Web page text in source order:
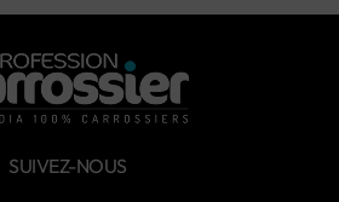
SUIVEZ-NOUS